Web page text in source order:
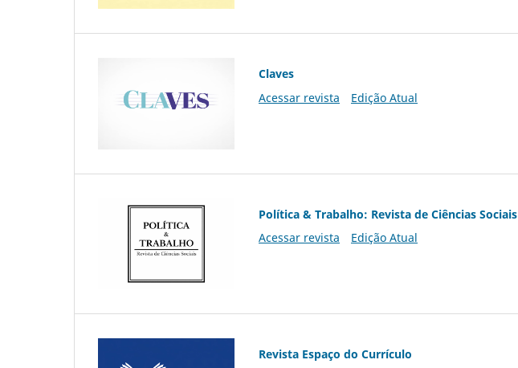
Claves
Acessar revista
Edição Atual
Política & Trabalho: Revista de Ciências Sociais
Acessar revista
Edição Atual
Revista Espaço do Currículo